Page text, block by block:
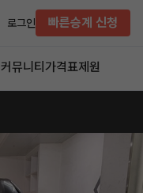
로그인 빠른승계 신청
커뮤니티 가격표제원